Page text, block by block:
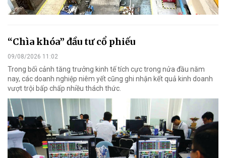
“Chìa khóa” đầu tư cổ phiếu
09/08/2026 11:02
Trong bối cảnh tăng trưởng kinh tế tích cực trong nửa đầu năm
nay, các doanh nghiệp niêm yết cũng ghi nhận kết quả kinh doanh
vượt trội bấp chấp nhiều thách thức.